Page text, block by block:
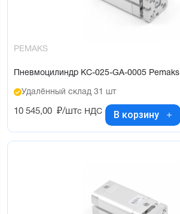
PEMAKS
Пневмоцилиндр KC-025-GA-0005 Pemaks
Удалённый склад 31 шт
10 545,00 ₽/штс НДС В корзину